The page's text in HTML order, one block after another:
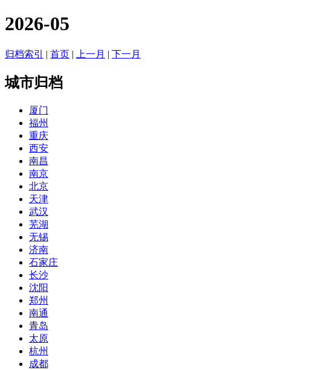
2026-05
归档索引 | 首页 | 上一月 | 下一月
城市归档
厦门
福州
重庆
西安
南昌
南京
北京
天津
武汉
芜湖
无锡
济南
石家庄
长沙
沈阳
郑州
南通
青岛
太原
杭州
成都